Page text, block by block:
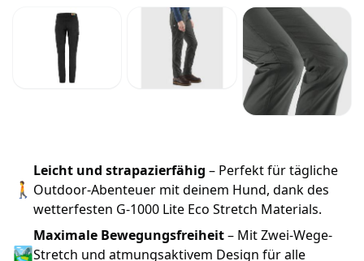
🚶
Leicht und strapazierfähig – Perfekt für tägliche
Outdoor-Abenteuer mit deinem Hund, dank des
wetterfesten G-1000 Lite Eco Stretch Materials.
🏞
Maximale Bewegungsfreiheit– Mit Zwei-Wege-
Stretch und atmungsaktivem Design für alle